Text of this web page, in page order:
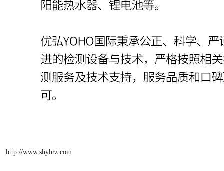
http://www.shyhrz.com